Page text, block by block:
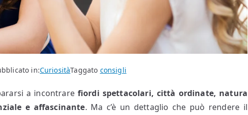
in:CuriositàTaggato consigli
a incontrare fiordi spettacolari, città ordinate, natura
e affascinante. Ma c’è un dettaglio che può rendere il